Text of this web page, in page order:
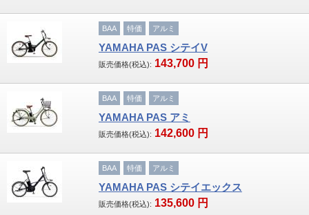
KhodaaBloom・HODAKA
RALEIGH・ARAYA
WALKRIDE
BRIDGESTONE・ANCHOR
SAKAMOTO TECHNO
その他
BAA 特価 アルミ
YAMAHA PAS シテイV
販売価格(税込): 143,700 円
BAA 特価 アルミ
YAMAHA PAS アミ
販売価格(税込): 142,600 円
BAA 特価 アルミ
YAMAHA PAS シテイエックス
販売価格(税込): 135,600 円